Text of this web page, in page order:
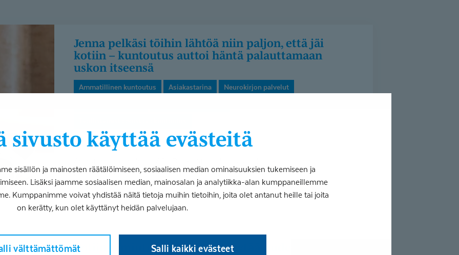
sivusto käyttää evästeitä
sisällön ja mainosten räätälöimiseen, sosiaalisen median ominaisuuksien tukemiseen ja
Lisäksi jaamme sosiaalisen median, mainosalan ja analytiikka-alan kumppaneillemme
Kumppanimme voivat yhdistää näitä tietoja muihin tietoihin, joita olet antanut heille tai joita
on kerätty, kun olet käyttänyt heidän palvelujaan.
välttämättömät Salli kaikki evästeet
Jenna pelkäsi töihin lähtöä niin paljon, että jäi
kotiin – kuntoutus auttoi häntä palauttamaan
uskon itseensä
Ammatillinen kuntoutus Asiakastarina
Neurokirjon palvelut
22.5.2025
lähtemisestä, lähes mahdottomia. Jenna Tuunanen, 28, jäi...
Kotiin jumiutunut nuori voi löytää uuden suunnan